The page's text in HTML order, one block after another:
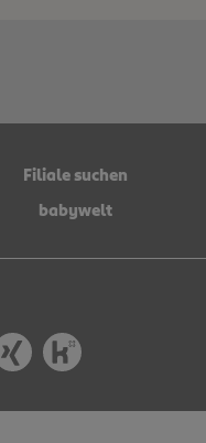
Filiale suchen
babywelt